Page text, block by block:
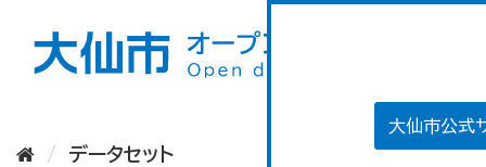
大仙市公式
データセット